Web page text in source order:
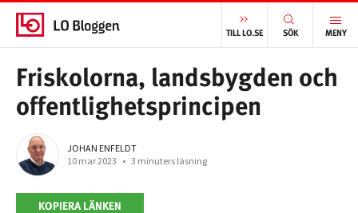
TILL LO.SE SÖK MENY
START/ FRISKOLORNA, LANDSBYGDEN OCH OFFENTLIGHETSPRINCIPEN
Friskolorna, landsbygden och
offentlighetsprincipen
JOHAN ENFELDT
10 mar 2023 • 3 minuters läsning
KOPIERA LÄNKEN